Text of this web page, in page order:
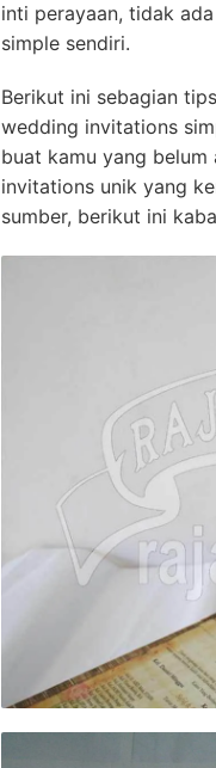
inti perayaan, tidak
simple sendiri.
Berikut ini sebagian
wedding invitations
buat kamu yang
invitations unik yang
sumber, berikut ini